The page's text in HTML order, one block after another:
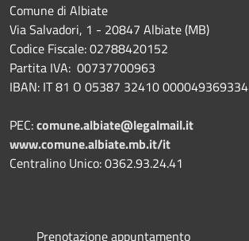
Comune di Albiate
Via Salvadori, 1 - 20847 Albiate (MB)
Codice Fiscale: 02788420152
Partita IVA: 00737700963
IBAN: IT 81 O 05387 32410 000049369334
PEC:comune.albiate@legalmail.it
www.comune.albiate.mb.it/it
Centralino Unico: 0362.93.24.41
Prenotazione appuntamento